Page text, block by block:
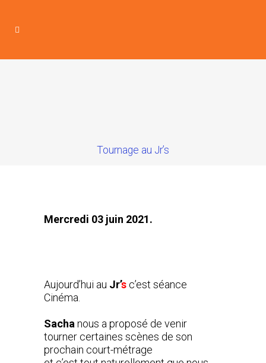
Tournage au Jr’s
Mercredi 03 juin 2021.
Aujourd’hui au Jr’s c’est séance
Cinéma.
Sacha nous a proposé de venir
tourner certaines scènes de son
prochain court-métrage